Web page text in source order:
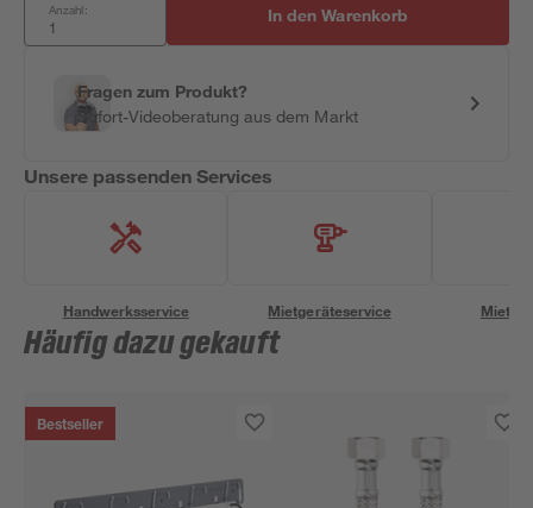
Anzahl: In den Warenkorb
Fragen zum Produkt?
Sofort-Videoberatung aus dem Markt
Unsere passenden Services
Handwerksservice Mietgeräteservice
Häufig dazu gekauft
Bestseller